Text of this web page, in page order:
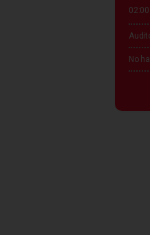
02:00
No